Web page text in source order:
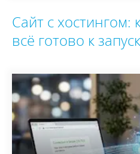
Сайт с хостингом:
всё готово к